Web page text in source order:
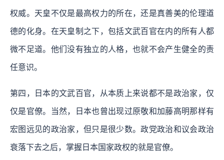
权威。天皇不仅是最高权力的所在，还是真善美的伦理道
德的化身。在天皇制之下，包括文武百官在内的所有人都
微不足道。他们没有独立的人格，也就不会产生健全的责
任意识。
第四，日本的文武百官，从本质上来说都不是政治家，仅
仅是官僚。当然，日本也曾出现过原敬和加藤高明那样有
宏图远见的政治家，但只是很少数。政党政治和议会政治
衰落下去之后，掌握日本国家政权的就是官僚。